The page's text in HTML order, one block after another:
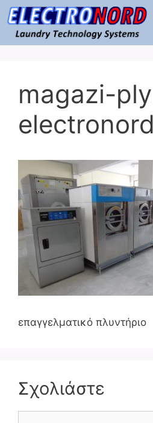
Μετάβαση
σε
περιεχόμενο
magazi-
επαγγελματικό πλυντήριο
Σχολιάστε